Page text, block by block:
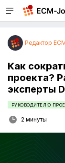
Редактор
Как
проекта?
эксперты
РУКОВОДИТЕЛЮ
2 минуты